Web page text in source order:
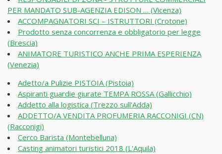
PER MANDATO SUB-AGENZIA EDISON … (Vicenza)
ACCOMPAGNATORI SCI – ISTRUTTORI (Crotone)
Prodotto senza concorrenza e obbligatorio per legge
(Brescia)
ANIMATORE TURISTICO ANCHE PRIMA ESPERIENZA
(Venezia)
Adetto/a Pulizie PISTOIA (Pistoia)
Aspiranti guardie giurate TEMPA ROSSA (Gallicchio)
Addetto alla logistica (Trezzo sull'Adda)
ADDETTO/A VENDITA PROFUMERIA RACCONIGI (CN)
(Racconigi)
Cerco Barista (Montebelluna)
Casting animatori turistici 2018 (L'Aquila)